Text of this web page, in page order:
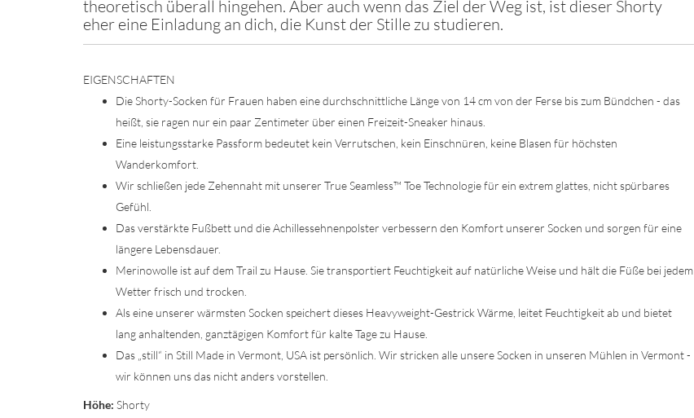
theoretisch überall hingehen. Aber auch wenn das Ziel der Weg ist, ist dieser Shorty
eher eine Einladung an dich, die Kunst der Stille zu studieren.
EIGENSCHAFTEN
Die Shorty-Socken für Frauen haben eine durchschnittliche Länge von 14 cm von der Ferse bis zum Bündchen - das
heißt, sie ragen nur ein paar Zentimeter über einen Freizeit-Sneaker hinaus.
Eine leistungsstarke Passform bedeutet kein Verrutschen, kein Einschnüren, keine Blasen für höchsten
Wanderkomfort.
Wir schließen jede Zehennaht mit unserer True Seamless™ Toe Technologie für ein extrem glattes, nicht spürbares
Gefühl.
Das verstärkte Fußbett und die Achillessehnenpolster verbessern den Komfort unserer Socken und sorgen für eine
längere Lebensdauer.
Merinowolle ist auf dem Trail zu Hause. Sie transportiert Feuchtigkeit auf natürliche Weise und hält die Füße bei jedem
Wetter frisch und trocken.
Als eine unserer wärmsten Socken speichert dieses Heavyweight-Gestrick Wärme, leitet Feuchtigkeit ab und bietet
lang anhaltenden, ganztägigen Komfort für kalte Tage zu Hause.
Das „still“ in Still Made in Vermont, USA ist persönlich. Wir stricken alle unsere Socken in unseren Mühlen in Vermont -
wir können uns das nicht anders vorstellen.
Höhe: Shorty